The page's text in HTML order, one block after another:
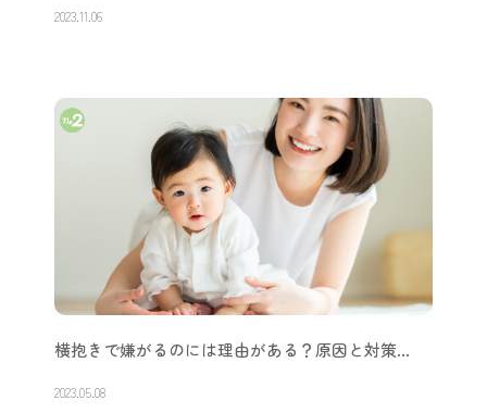
2023.11.06
横抱きで嫌がるのには理由がある？原因と対策…
2023.05.08